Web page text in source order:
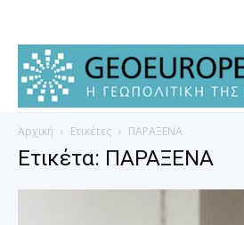
Αρχική Ετικέτες ΠΑΡΑΞΕΝΑ
Ετικέτα: ΠΑΡΑΞΕΝΑ